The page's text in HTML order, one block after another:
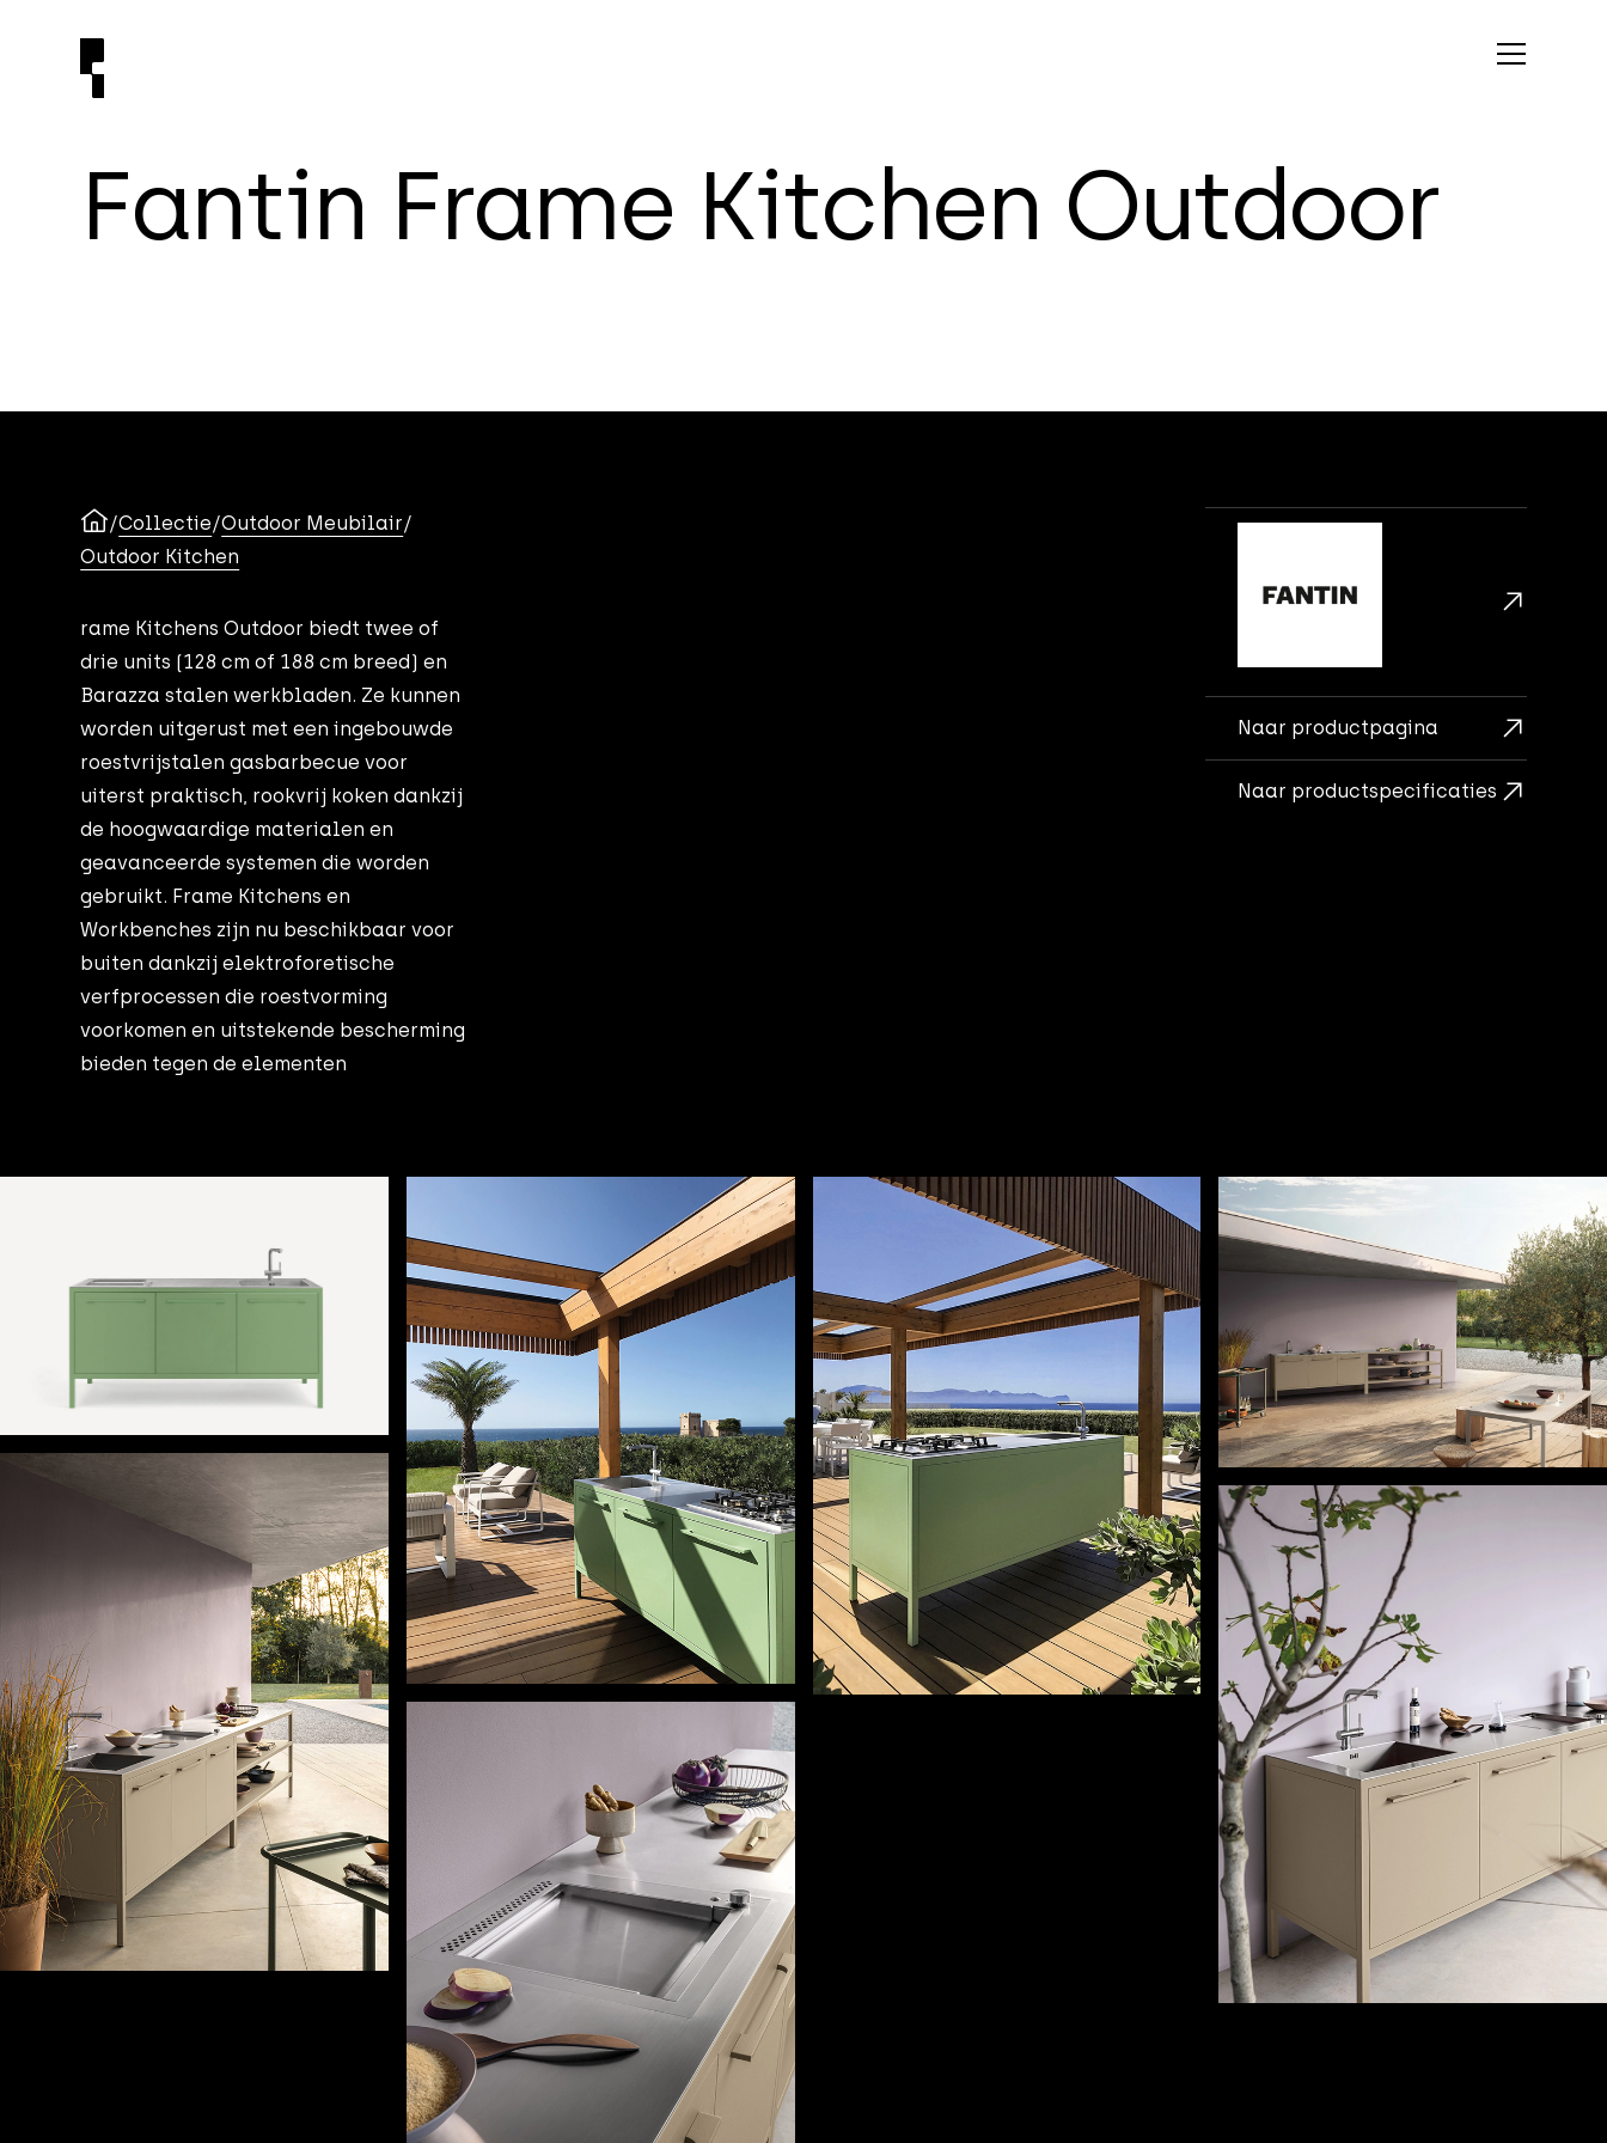
Fantin Frame Kitchen Outdoor
/Collectie/Outdoor Meubilair/
Outdoor Kitchen
rame Kitchens Outdoor biedt twee of
drie units (128 cm of 188 cm breed) en
Barazza stalen werkbladen. Ze kunnen
worden uitgerust met een ingebouwde
roestvrijstalen gasbarbecue voor
uiterst praktisch, rookvrij koken dankzij
de hoogwaardige materialen en
geavanceerde systemen die worden
gebruikt. Frame Kitchens en
Workbenches zijn nu beschikbaar voor
buiten dankzij elektroforetische
verfprocessen die roestvorming
voorkomen en uitstekende bescherming
bieden tegen de elementen
Naar productpagina
Naar productspecificaties